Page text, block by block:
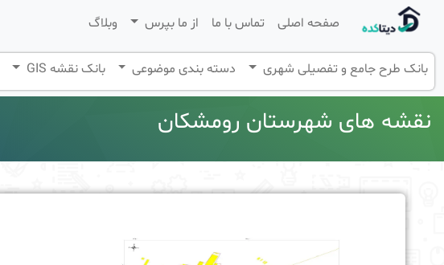
صفحه اصلی تماس با ما از ما بپرس وبلاگ
بانک طرح جامع و تفصیلی شهری دسته بندی موضوعی بانک نقشه GIS
نقشه های شهرستان رومشکان